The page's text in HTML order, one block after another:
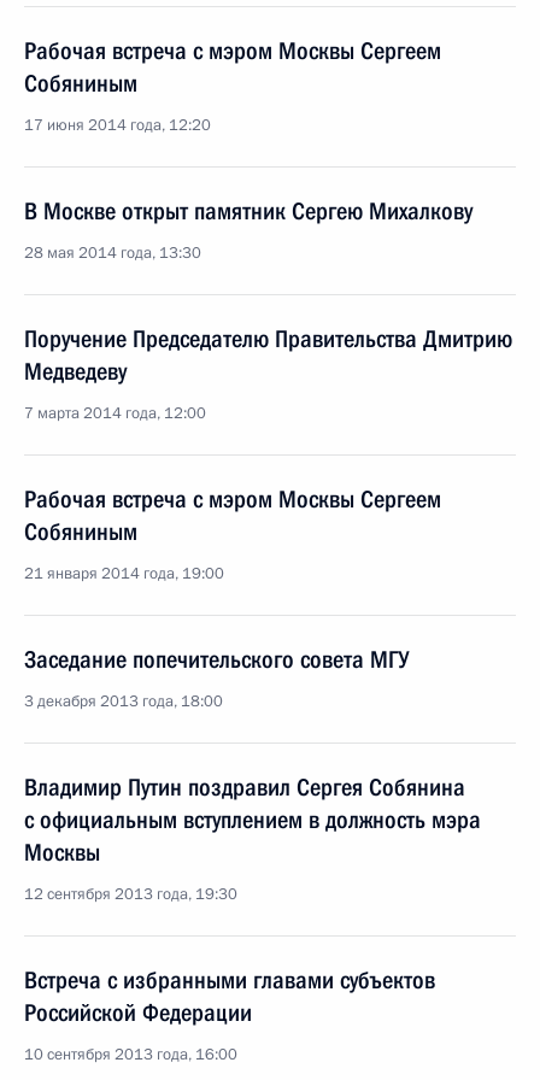
Рабочая встреча с мэром Москвы Сергеем
Собяниным
17 июня 2014 года, 12:20
В Москве открыт памятник Сергею Михалкову
28 мая 2014 года, 13:30
Поручение Председателю Правительства Дмитрию
Медведеву
7 марта 2014 года, 12:00
Рабочая встреча с мэром Москвы Сергеем
Собяниным
21 января 2014 года, 19:00
Заседание попечительского совета МГУ
3 декабря 2013 года, 18:00
Владимир Путин поздравил Сергея Собянина
с официальным вступлением в должность мэра
Москвы
12 сентября 2013 года, 19:30
Встреча с избранными главами субъектов
Российской Федерации
10 сентября 2013 года, 16:00